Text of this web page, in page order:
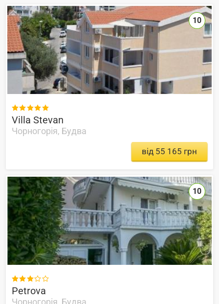

Villa Stevan
Чорногорія, Будва
10
від 55 165 грн

Petrova
Чорногорія, Будва
10